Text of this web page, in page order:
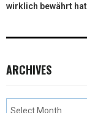
wirklich bewährt hat
ARCHIVES